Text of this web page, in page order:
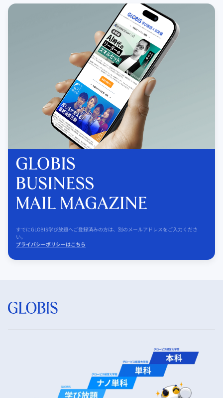
すでにGLOBIS学び放題へご登録済みの方は、別のメールアドレスをご入力くださ
い。
プライバシーポリシーはこちら